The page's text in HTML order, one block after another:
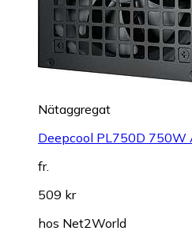
Nätaggregat
Deepcool PL750D 750W
fr.
509 kr
hos Net2World